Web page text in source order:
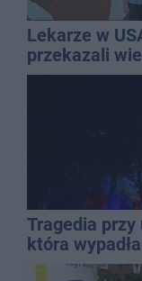
Lekarze w
przekazali
Tragedia
która